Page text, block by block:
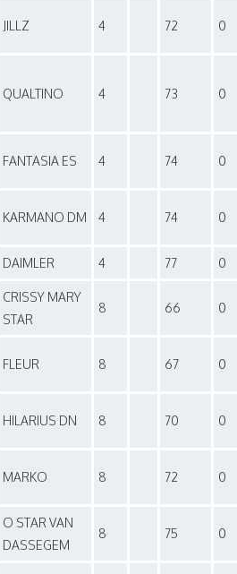
JILLZ 4 72 0
QUALTINO 4 73 0
FANTASIA ES 4 74 0
KARMANO DM 4 74 0
DAIMLER 4 77 0
CRISSY MARY
STAR
8 66 0
FLEUR 8 67 0
HILARIUS DN 8 70 0
MARKO 8 72 0
O STAR VAN
DASSEGEM
8 75 0